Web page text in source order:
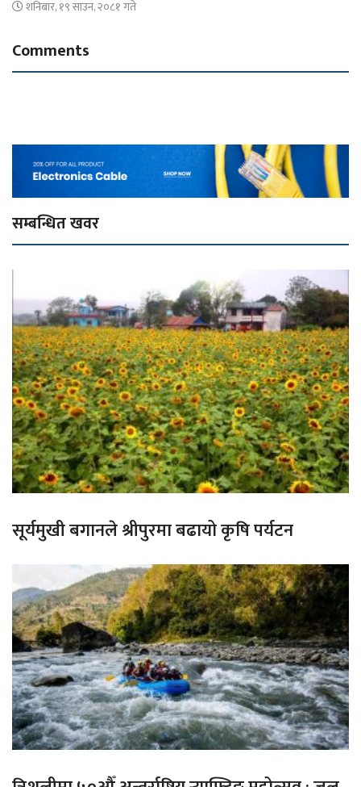
शनिबार, १९ साउन, २०८१ गते
Comments
सम्बन्धित खवर
सूर्यमुखी बगानले श्रीपुरमा बढायो कृषि पर्यटन